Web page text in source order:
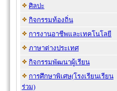
ศิลปะ
กิจกรรมท้องถิ่น
การงานอาชีพและเทคโนโลยี
ภาษาต่างประเทศ
กิจกรรมพัฒนาผู้เรียน
การศึกษาพิเศษ(โรงเรียนเรียน
ร่วม)